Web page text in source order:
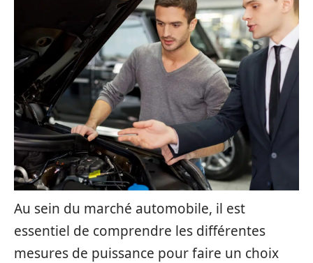
Au sein du marché automobile, il est
essentiel de comprendre les différentes
mesures de puissance pour faire un choix